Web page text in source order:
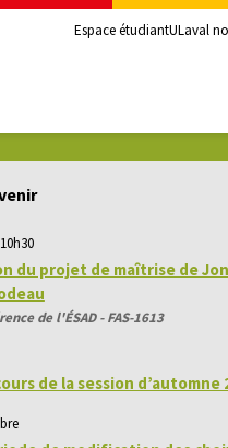
Espace étudiantULaval
du projet de maîtrise de
de l'ÉSAD - FAS-1613
de la session d’automne